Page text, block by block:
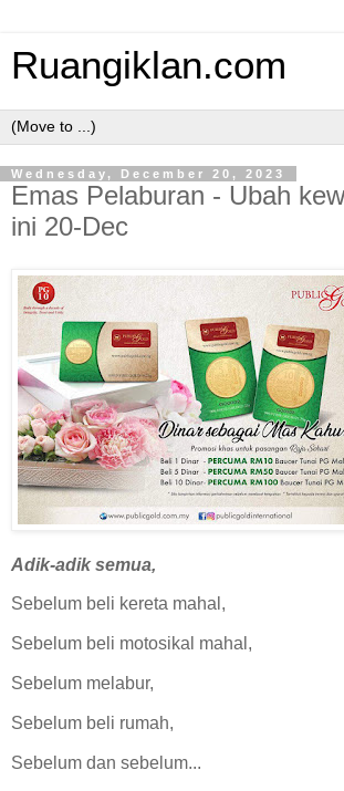
Ruangiklan.com
Wednesday, December 20, 2023
Emas Pelaburan - Ubah
ini 20-Dec
Adik-adik semua,
Sebelum beli kereta mahal,
Sebelum beli motosikal mahal,
Sebelum melabur,
Sebelum beli rumah,
Sebelum dan sebelum...